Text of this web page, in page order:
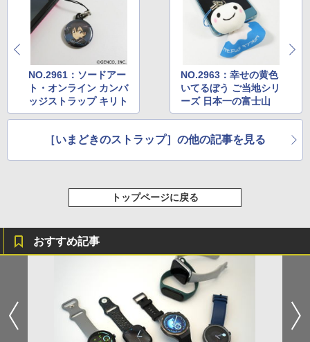
NO.2961：ソードアー
ト・オンライン カンバ
ッジストラップ キリト
NO.2963：幸せの黄色
いてるぼう ご当地シリ
ーズ 日本一の富士山
［いまどきのストラップ］の他の記事を見る
トップページに戻る
おすすめ記事